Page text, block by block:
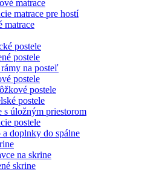
matrace
matrace pre hostí
matrace
postele
postele
na posteľ
postele
postele
postele
s úložným priestorom
postele
a doplnky do spálne
na skrine
skrine